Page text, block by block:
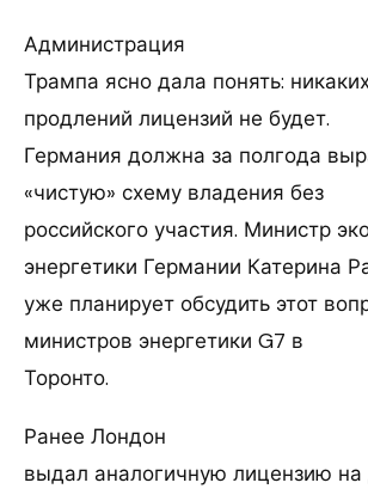
Администрация
Трампа ясно дала понять:
продлений лицензий не будет.
Германия должна за полгода
«чистую» схему владения без
российского участия. Министр
энергетики Германии Катерина
уже планирует обсудить этот
министров энергетики G7 в
Торонто.
Ранее Лондон
выдал аналогичную лицензию на